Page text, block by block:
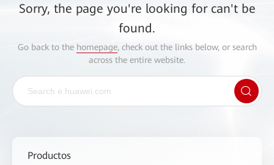
Sorry, the page you're looking for can't be
found.
Go back to the homepage, check out the links below, or search
across the entire website.
Productos